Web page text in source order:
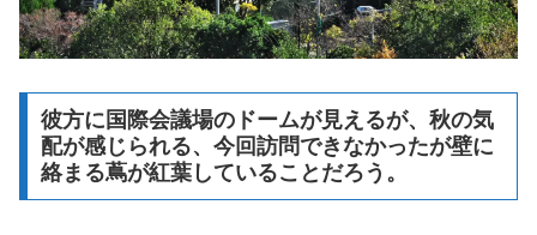
彼方に国際会議場のドームが見えるが、秋の気
配が感じられる、今回訪問できなかったが壁に
絡まる蔦が紅葉していることだろう。